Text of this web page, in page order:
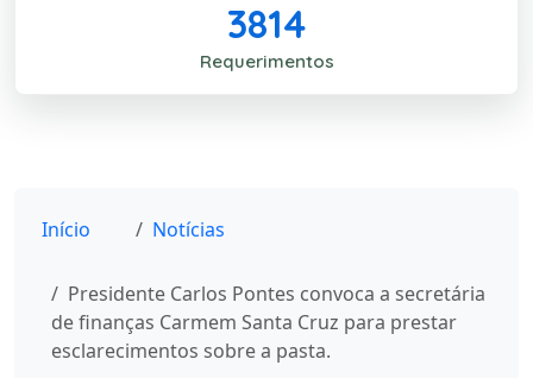
3814
Requerimentos
Início Notícias
Presidente Carlos Pontes convoca a secretária
de finanças Carmem Santa Cruz para prestar
esclarecimentos sobre a pasta.